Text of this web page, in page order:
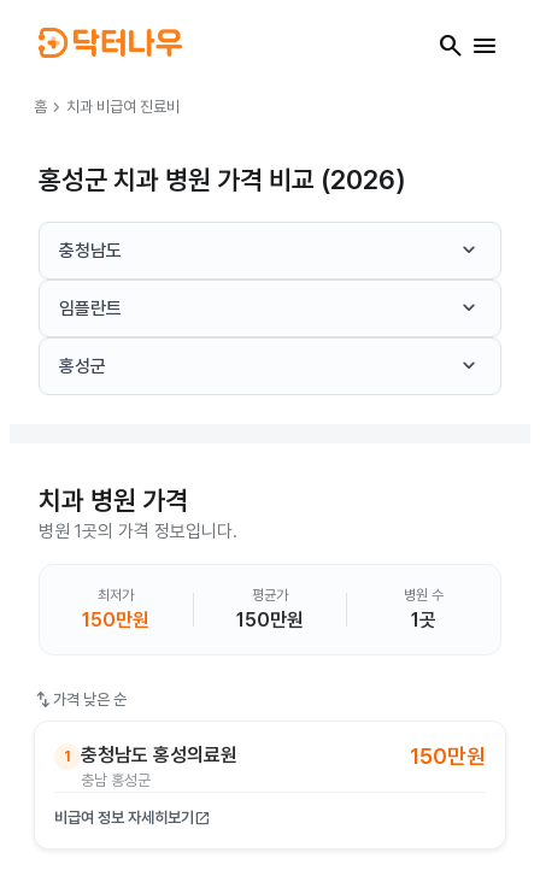
search menu
홈 chevron_right 치과 비급여 진료비
홍성군 치과 병원 가격 비교 (2026)
충청남도 keyboard_arrow_down
임플란트 keyboard_arrow_down
홍성군 keyboard_arrow_down
치과 병원 가격
병원 1곳의 가격 정보입니다.
최저가
150만원
평균가
150만원
병원 수
1곳
swap_vert 가격 낮은 순
1 충청남도 홍성의료원
충남 홍성군
150만원
비급여 정보 자세히보기 open_in_new